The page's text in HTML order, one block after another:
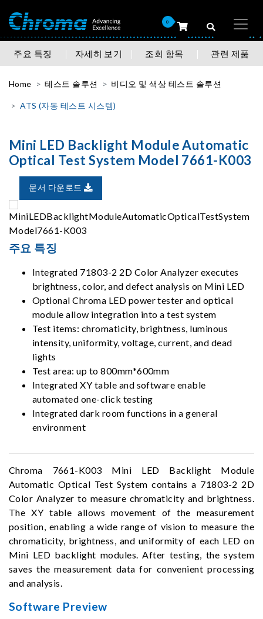
0
주요 특징 자세히 보기 조회 항목 관련 제품
Home 테스트 솔루션 비디오 및 색상 테스트 솔루션
ATS (자동 테스트 시스템)
Mini LED Backlight Module Automatic
Optical Test System Model 7661-K003
문서 다운로드
주요 특징
Integrated 71803-2 2D Color Analyzer executes
brightness, color, and defect analysis on Mini LED
Optional Chroma LED power tester and optical
module allow integration into a test system
Test items: chromaticity, brightness, luminous
intensity, uniformity, voltage, current, and dead
lights
Test area: up to 800mm*600mm
Integrated XY table and software enable
automated one-click testing
Integrated dark room functions in a general
environment
Chroma 7661-K003 Mini LED Backlight Module
Automatic Optical Test System contains a 71803-2 2D
Color Analyzer to measure chromaticity and brightness.
The XY table allows movement of the measurement
position, enabling a wide range of vision to measure the
chromaticity, brightness, and uniformity of each LED on
Mini LED backlight modules. After testing, the system
saves the measurement data for convenient processing
and analysis.
Software Preview